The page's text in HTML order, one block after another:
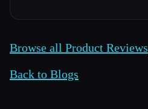
Browse all Product Reviews
Back to Blogs